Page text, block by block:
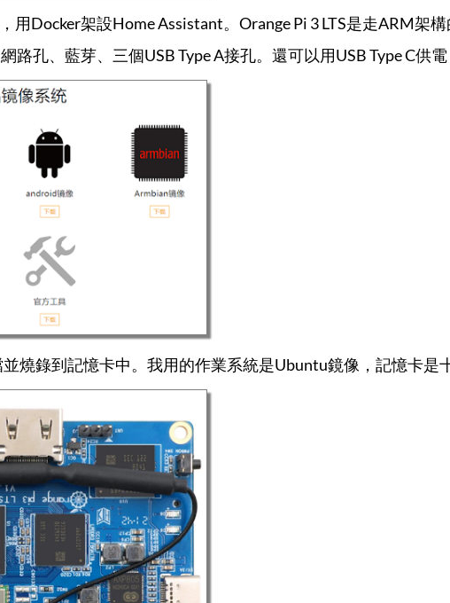
用Docker架設Home Assistant。Orange Pi 3 LTS是走ARM架
孔、藍芽、三個USB Type A接孔。還可以用USB Type C供
燒錄到記憶卡中。我用的作業系統是Ubuntu鏡像，記憶卡是